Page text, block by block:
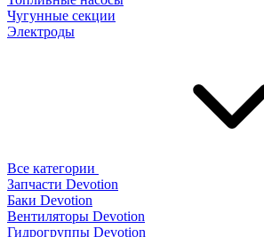
Чугунные секции
Электроды
Все категории
Запчасти Devotion
Баки Devotion
Вентиляторы Devotion
Гидрогруппы Devotion